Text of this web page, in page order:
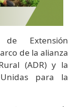
de Extensión
de la alianza
(ADR) y la
para la